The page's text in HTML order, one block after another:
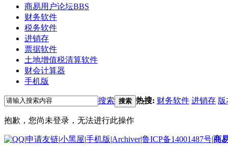
商易用户论坛BBS
财务软件
税务软件
进销存
票据软件
土地增值税清算软件
财会计算器
手机版
搜索 搜索 热搜: 财务软件 进销存 版
抱歉，您尚未登录，无法进行此操作
|申请友链|小黑屋|手机版|Archiver|鲁ICP备14001487号|商